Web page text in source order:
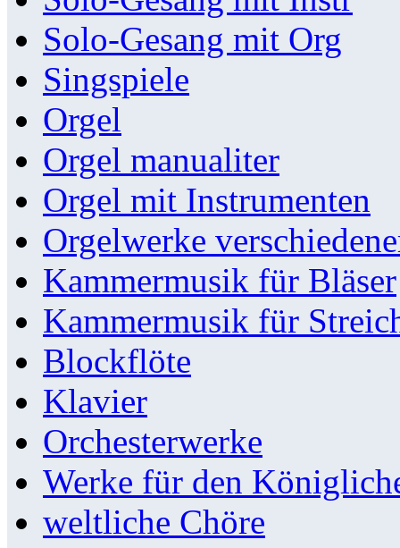
Solo-Gesang mit Org
Singspiele
Orgel
Orgel manualiter
Orgel mit Instrumenten
Orgelwerke
Kammermusik für Bläser
Kammermusik für
Blockflöte
Klavier
Orchesterwerke
Werke für den
weltliche Chöre